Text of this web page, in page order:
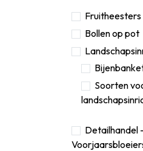
Fruitheesters
Bollen op pot
Soorten
Detailhandel -